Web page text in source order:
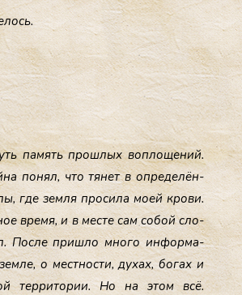
па­мять прош­лых воп­ло­щений.
по­нял, что тя­нет в оп­ре­делён­
где зем­ля про­сила мо­ей кро­ви.
вре­мя, и в мес­те сам со­бой сло­
Пос­ле приш­ло мно­го ин­форма­
о мес­тнос­ти, ду­хах, бо­гах и
тер­ри­тории. Но на этом всё.